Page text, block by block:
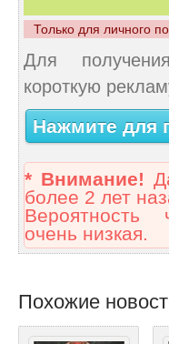
Только для личного
Для
короткую
Нажмите для
* Внимание!
более 2 лет
очень низкая.
Похожие